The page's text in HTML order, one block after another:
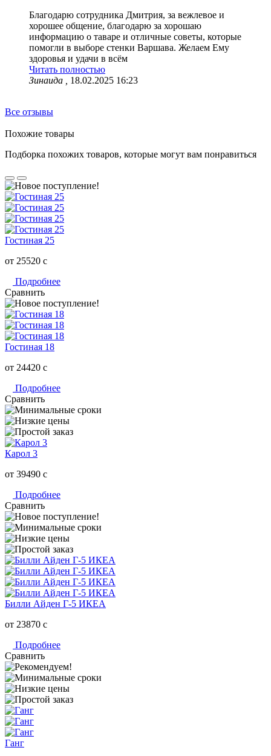
Благодарю сотрудника Дмитрия, за вежлевое и
хорошее общение, благодарю за хорошаю
информацию о таваре и отличные советы, которые
помогли в выборе стенки Варшава. Желаем Ему
здоровья и удачи в всём
Читать полностью
Зинаида ,
18.02.2025 16:23
Все отзывы
Похожие товары
Подборка похожих товаров, которые могут вам понравиться
Гостиная 25
от 25520 c
Подробнее
Сравнить
Гостиная 18
от 24420 c
Подробнее
Сравнить
Карол 3
от 39490 c
Подробнее
Сравнить
Билли Айден Г-5 ИКЕА
от 23870 c
Подробнее
Сравнить
Ганг